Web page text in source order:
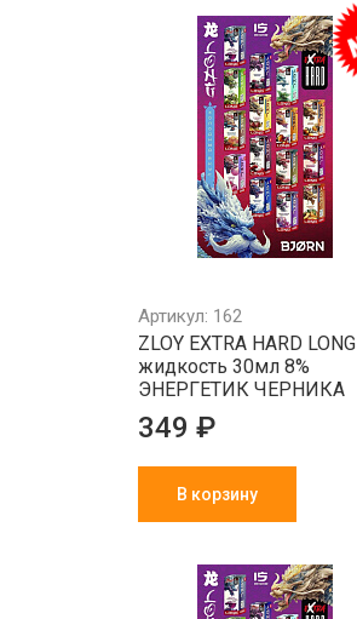
Артикул: 162
ZLOY EXTRA HARD LONG
жидкость 30мл 8%
ЭНЕРГЕТИК ЧЕРНИКА
349 ₽
В корзину